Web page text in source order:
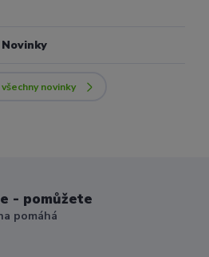
Novinky
novinky
- pomůžete
pomáhá